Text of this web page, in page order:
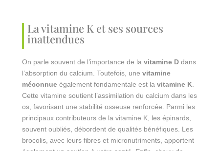
La vitamine K et ses sources
inattendues
On parle souvent de l’importance de la vitamine Ddans
l’absorption du calcium. Toutefois, une vitamine
méconnueégalement fondamentale est la vitamine K.
Cette vitamine soutient l’assimilation du calcium dans les
os, favorisant une stabilité osseuse renforcée. Parmi les
principaux contributeurs de la vitamine K, les épinards,
souvent oubliés, débordent de qualités bénéfiques. Les
brocolis, avec leurs fibres et micronutriments, apportent